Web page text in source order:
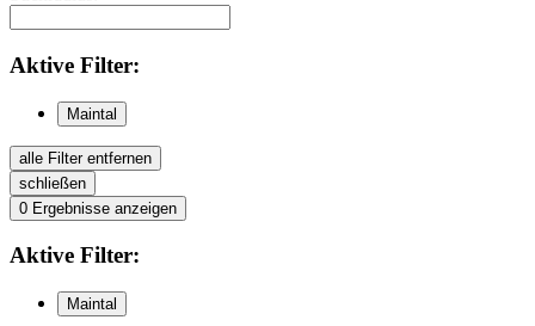
Aktive Filter:
Maintal
alle Filter entfernen
schließen
0 Ergebnisse anzeigen
Aktive Filter:
Maintal